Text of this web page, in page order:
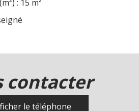
: 15 m²
(42300)
contacter
le téléphone